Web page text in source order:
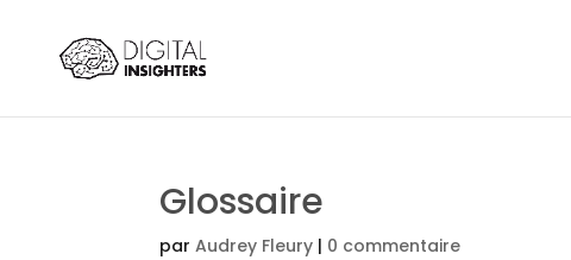
Glossaire
parAudrey Fleury | 0 commentaire